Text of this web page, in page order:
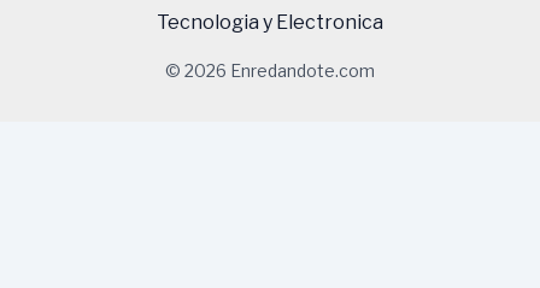
Tecnologi­a y Electronica
© 2026 Enredandote.com